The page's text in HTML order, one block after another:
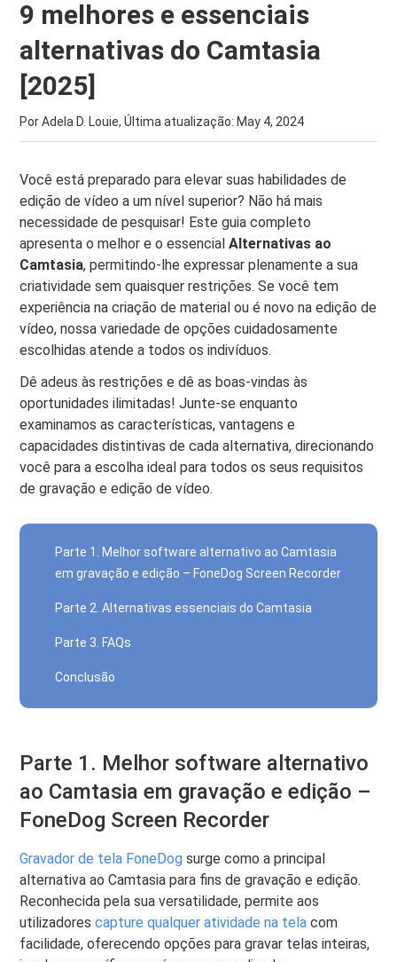
9 melhores e essenciais
alternativas do Camtasia
[2025]
Por Adela D. Louie, Última atualização: May 4, 2024
Você está preparado para elevar suas habilidades de
edição de vídeo a um nível superior? Não há mais
necessidade de pesquisar! Este guia completo
apresenta o melhor e o essencialAlternativas ao
Camtasia, permitindo-lhe expressar plenamente a sua
criatividade sem quaisquer restrições. Se você tem
experiência na criação de material ou é novo na edição de
vídeo, nossa variedade de opções cuidadosamente
escolhidas atende a todos os indivíduos.
Dê adeus às restrições e dê as boas-vindas às
oportunidades ilimitadas! Junte-se enquanto
examinamos as características, vantagens e
capacidades distintivas de cada alternativa, direcionando
você para a escolha ideal para todos os seus requisitos
de gravação e edição de vídeo.
Parte 1. Melhor software alternativo ao Camtasia
em gravação e edição – FoneDog Screen Recorder
Parte 2. Alternativas essenciais do Camtasia
Parte 3. FAQs
Conclusão
Parte 1. Melhor software alternativo
ao Camtasia em gravação e edição –
FoneDog Screen Recorder
Gravador de tela FoneDog surge como a principal
alternativa ao Camtasia para fins de gravação e edição.
Reconhecida pela sua versatilidade, permite aos
utilizadorescapture qualquer atividade na tela com
facilidade, oferecendo opções para gravar telas inteiras,